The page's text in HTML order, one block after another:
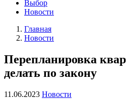
Выбор
Новости
Главная
Новости
Перепланировка
делать по закону
11.06.2023 Новости